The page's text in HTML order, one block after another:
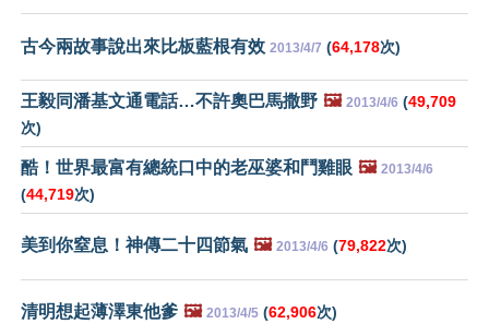
古今兩故事說出來比板藍根有效 2013/4/7 (64,178次)
王毅同潘基文通電話…不許奧巴馬撒野 🖼️ 2013/4/6 (49,709
次)
酷！世界最富有總統口中的老巫婆和鬥雞眼 🖼️ 2013/4/6
(44,719次)
美到你窒息！神傳二十四節氣 🖼️ 2013/4/6 (79,822次)
清明想起薄澤東他爹 🖼️ 2013/4/5 (62,906次)